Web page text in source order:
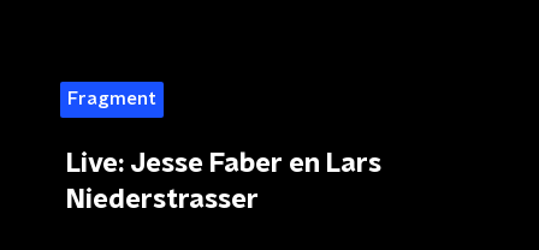
Fragment
Live: Jesse Faber en Lars
Niederstrasser